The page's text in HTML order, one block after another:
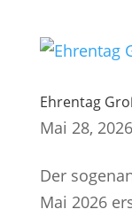
Ehrentag
Mai 28, 2026
Der
Mai 2026